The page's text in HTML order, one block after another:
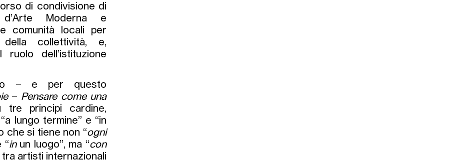
di condivisione di
Moderna e
comunità locali per
collettività, e,
dell’istituzione
– e per questo
– Pensare come una
principi cardine,
lungo termine” e “in
che si tiene non “ogni
“inun luogo”, ma “con
tra artisti internazionali